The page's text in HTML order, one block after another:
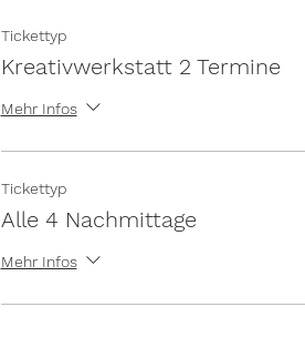
Tickettyp
Kreativwerkstatt 2 Termine
Mehr Infos
Tickettyp
Alle 4 Nachmittage
Mehr Infos